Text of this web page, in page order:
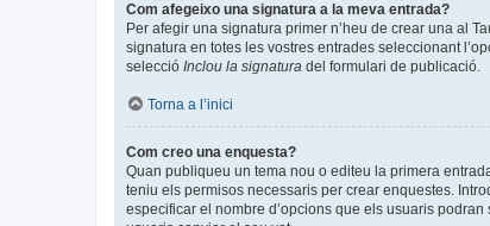
Com afegeixo una signatura a la meva entrada?
Per afegir una signatura primer n’heu de crear una al
signatura en totes les vostres entrades seleccionant
selecció Inclou la signatura del formulari de publicació.
Torna a l’inici
Com creo una enquesta?
Quan publiqueu un tema nou o editeu la primera
teniu els permisos necessaris per crear enquestes.
especificar el nombre d’opcions que els usuaris